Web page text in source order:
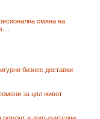
смяна на
бизнес доставки
за цял живот